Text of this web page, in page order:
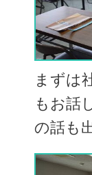
まずは
もお話
の話も